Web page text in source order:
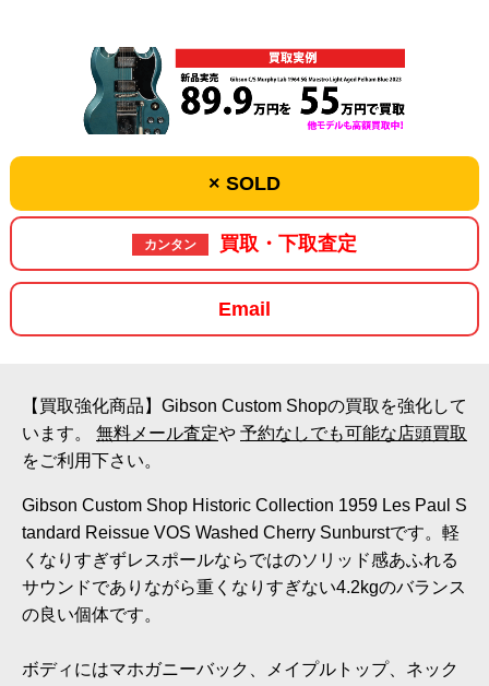
× SOLD
カンタン 買取・下取査定
Email
【買取強化商品】Gibson Custom Shopの買取を強化して
います。 無料メール査定や 予約なしでも可能な店頭買取
をご利用下さい。
Gibson Custom Shop Historic Collection 1959 Les Paul S
tandard Reissue VOS Washed Cherry Sunburstです。軽
くなりすぎずレスポールならではのソリッド感あふれる
サウンドでありながら重くなりすぎない4.2kgのバランス
の良い個体です。
ボディにはマホガニーバック、メイプルトップ、ネック